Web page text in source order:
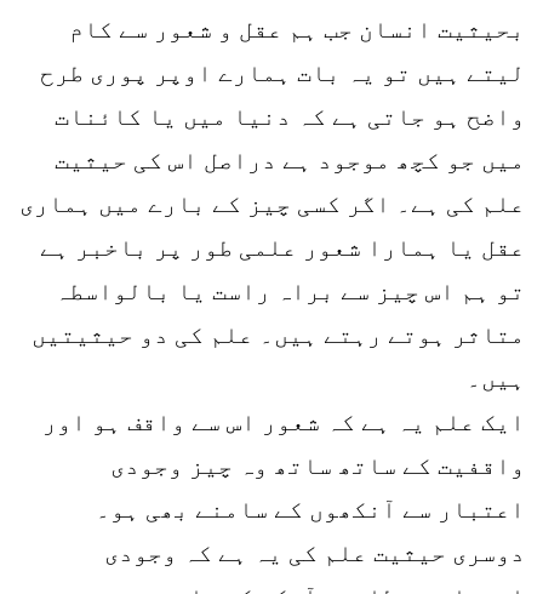
بحیثیت انسان جب ہم عقل و شعور سے کام
لیتے ہیں تو یہ بات ہمارے اوپر پوری طرح
واضح ہو جاتی ہے کہ دنیا میں یا کائنات
میں جو کچھ موجود ہے دراصل اس کی حیثیت
علم کی ہے۔ اگر کسی چیز کے بارے میں ہماری
عقل یا ہمارا شعور علمی طور پر باخبر ہے
تو ہم اس چیز سے براہ راست یا بالواسطہ
متاثر ہوتے رہتے ہیں۔ علم کی دو حیثیتیں
ہیں۔
ایک علم یہ ہے کہ شعور اس سے واقف ہو اور
واقفیت کے ساتھ ساتھ وہ چیز وجودی
اعتبار سے آنکھوں کے سامنے بھی ہو۔
دوسری حیثیت علم کی یہ ہے کہ وجودی